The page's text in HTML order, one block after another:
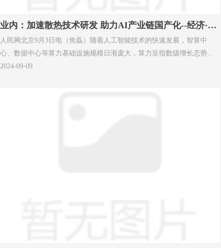
业内：加速散热技术研发 助力AI产业链国产化--经济·科
技--人民网
人民网北京9月3日电（焦磊）随着人工智能技术的快速发展，智算中
心、数据中心等算力基础设施规模日渐庞大，算力呈指数级增长态势。
根据工信部数据，截至2023年底，我国在用数据中心机架总规模超过810
2024-09-09